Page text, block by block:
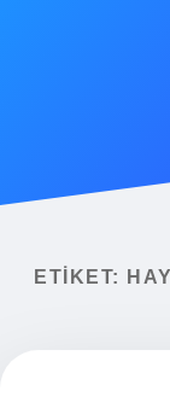
Yasal Uyarı
ETIKET: